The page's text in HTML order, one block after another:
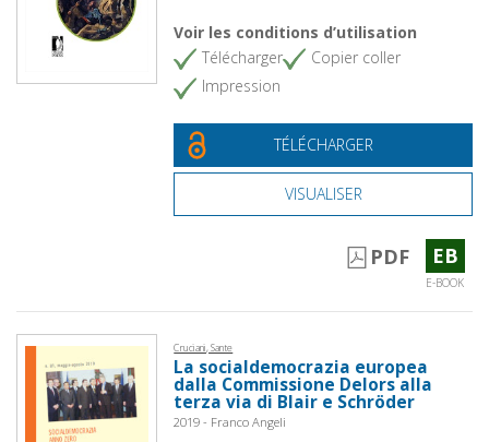
Voir les conditions d’utilisation
Télécharger
Copier coller
Impression
TÉLÉCHARGER
VISUALISER
PDF EB
E-BOOK
Cruciani, Sante
La socialdemocrazia europea
dalla Commissione Delors alla
terza via di Blair e Schröder
2019 - Franco Angeli